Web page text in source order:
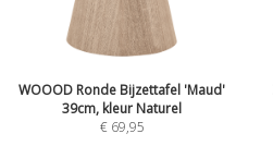
WOOOD Ronde Bijzettafel 'Maud'
39cm, kleur Naturel
€ 69,95